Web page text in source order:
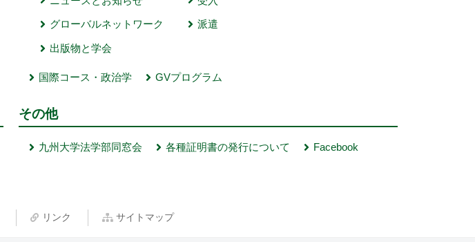
グローバルネットワーク
出版物と学会
派遣
国際コース・政治学 GVプログラム
その他
九州大学法学部同窓会 各種証明書の発行について Facebook
リンク サイトマップ